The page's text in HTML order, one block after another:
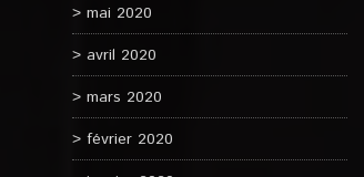
mai 2020
avril 2020
mars 2020
février 2020